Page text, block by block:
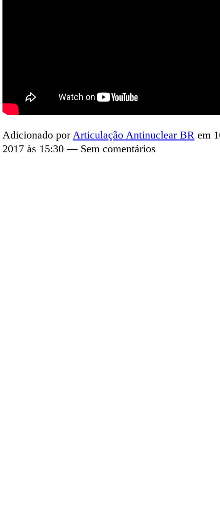
Adicionado por Articulação Antinuclear BR em
2017 às 15:30 — Sem comentários